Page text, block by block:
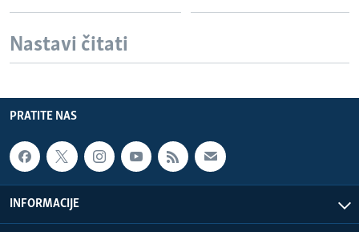
Nastavi čitati
PRATITE NAS
INFORMACIJE